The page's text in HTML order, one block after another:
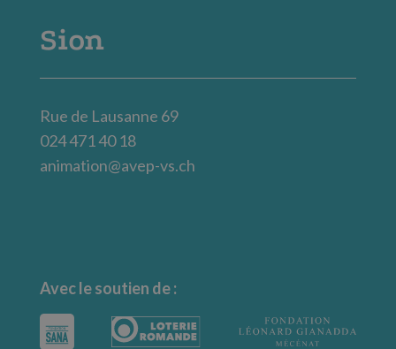
Sion
Rue de Lausanne 69
024 471 40 18
animation@avep-vs.ch
Avec le soutien de :